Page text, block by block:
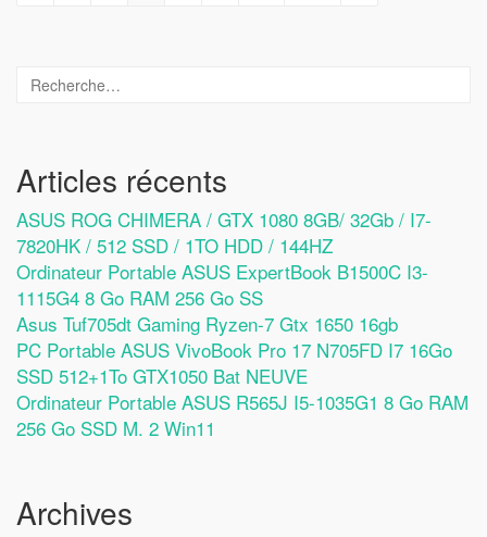
Articles récents
ASUS ROG CHIMERA / GTX 1080 8GB/ 32Gb / I7-
7820HK / 512 SSD / 1TO HDD / 144HZ
Ordinateur Portable ASUS ExpertBook B1500C I3-
1115G4 8 Go RAM 256 Go SS
Asus Tuf705dt Gaming Ryzen-7 Gtx 1650 16gb
PC Portable ASUS VivoBook Pro 17 N705FD I7 16Go
SSD 512+1To GTX1050 Bat NEUVE
Ordinateur Portable ASUS R565J I5-1035G1 8 Go RAM
256 Go SSD M. 2 Win11
Archives